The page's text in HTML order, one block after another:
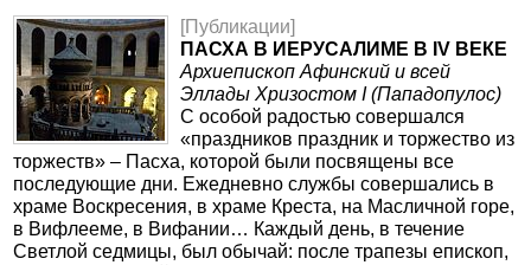
[Публикации]
ПАСХА В ИЕРУСАЛИМЕ В IV ВЕКЕ
Архиепископ Афинский и всей
Эллады Хризостом I (Пападопулос)
С особой радостью совершался
«праздников праздник и торжество из
торжеств» – Пасха, которой были посвящены все
последующие дни. Ежедневно службы совершались в
храме Воскресения, в храме Креста, на Масличной горе,
в Вифлееме, в Вифании… Каждый день, в течение
Светлой седмицы, был обычай: после трапезы епископ,